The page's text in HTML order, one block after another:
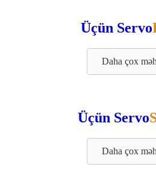
Üçün Servo
Daha çox
Üçün Servo
Daha çox